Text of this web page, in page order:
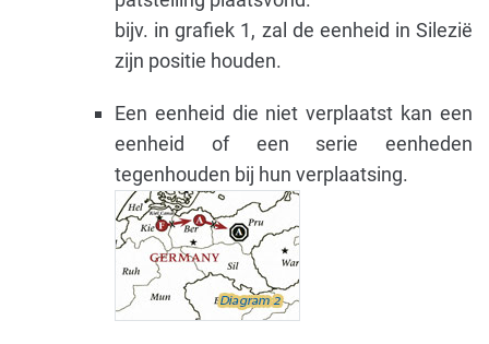
bijv. in grafiek 1, zal de eenheid in Silezië
zijn positie houden.
Een eenheid die niet verplaatst kan een
eenheid of een serie eenheden
tegenhouden bij hun verplaatsing.